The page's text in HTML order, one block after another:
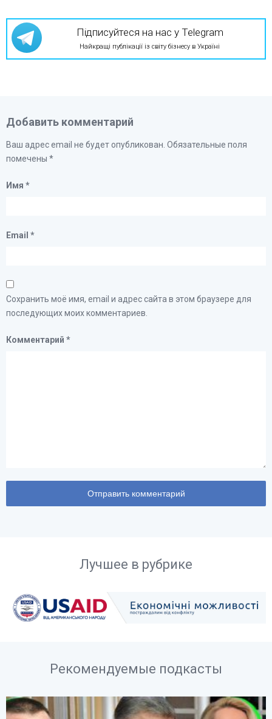
Підписуйтеся на нас у Telegram
Найкращі публікації із світу бізнесу в Україні
Добавить комментарий
Ваш адрес email не будет опубликован. Обязательные поля
помечены *
Имя *
Email *
Сохранить моё имя, email и адрес сайта в этом браузере для
последующих моих комментариев.
Комментарий *
Лучшее в рубрике
Рекомендуемые подкасты